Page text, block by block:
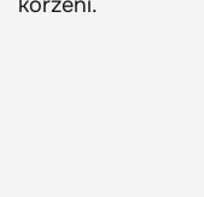
korzeni.